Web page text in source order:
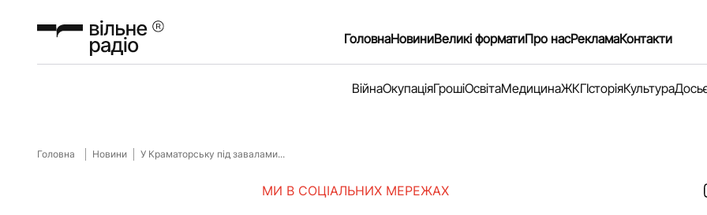
ГоловнаНовиниВеликі форматиПро насРекламаКонтакти
ВійнаОкупаціяГрошіОсвітаМедицинаЖКГІсторіяКультура
Головна Новини У Краматорську під завалами...
МИ В СОЦІАЛЬНИХ МЕРЕЖАХ